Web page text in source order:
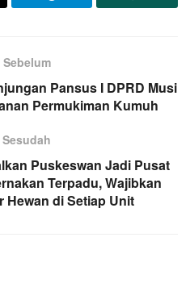
Pansus I DPRD Musi
Permukiman Kumuh
Puskeswan Jadi Pusat
Terpadu, Wajibkan
Hewan di Setiap Unit